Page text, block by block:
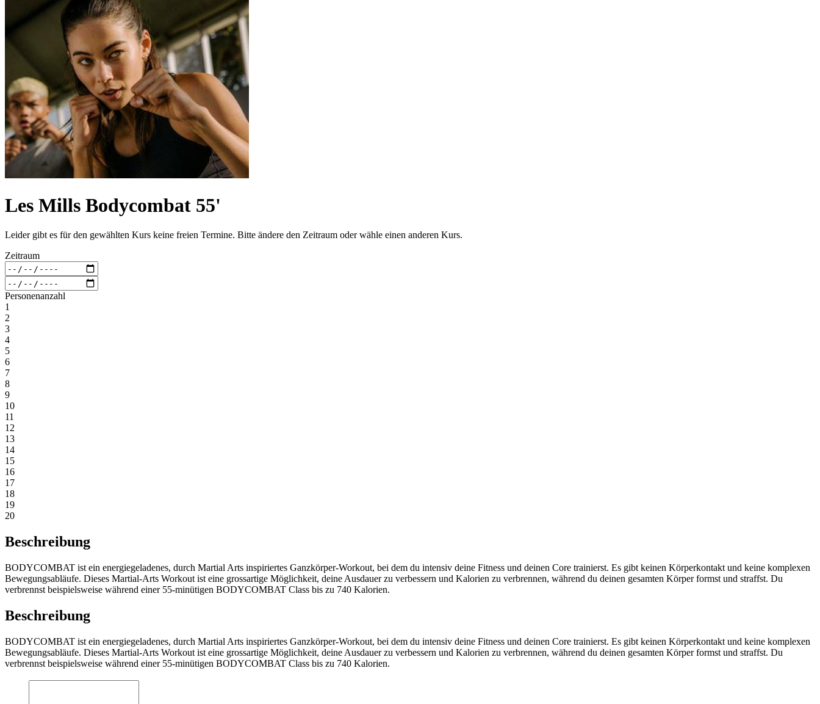
Les Mills Bodycombat 55'
Leider gibt es für den gewählten Kurs keine freien Termine. Bitte ändere den Zeitraum oder wähle einen anderen Kurs.
Zeitraum
Personenanzahl
1
2
3
4
5
6
7
8
9
10
11
12
13
14
15
16
17
18
19
20
Beschreibung
BODYCOMBAT ist ein energiegeladenes, durch Martial Arts inspiriertes Ganzkörper-Workout, bei dem du intensiv deine Fitness und deinen Core trainierst. Es gibt keinen Körperkontakt und keine komplexen
Bewegungsabläufe. Dieses Martial-Arts Workout ist eine grossartige Möglichkeit, deine Ausdauer zu verbessern und Kalorien zu verbrennen, während du deinen gesamten Körper formst und straffst. Du
verbrennst beispielsweise während einer 55-minütigen BODYCOMBAT Class bis zu 740 Kalorien.
Beschreibung
BODYCOMBAT ist ein energiegeladenes, durch Martial Arts inspiriertes Ganzkörper-Workout, bei dem du intensiv deine Fitness und deinen Core trainierst. Es gibt keinen Körperkontakt und keine komplexen
Bewegungsabläufe. Dieses Martial-Arts Workout ist eine grossartige Möglichkeit, deine Ausdauer zu verbessern und Kalorien zu verbrennen, während du deinen gesamten Körper formst und straffst. Du
verbrennst beispielsweise während einer 55-minütigen BODYCOMBAT Class bis zu 740 Kalorien.